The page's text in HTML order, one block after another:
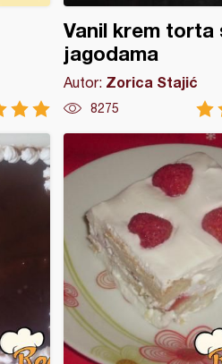
Vanil krem torta
jagodama
Autor: Zorica Stajić
8275